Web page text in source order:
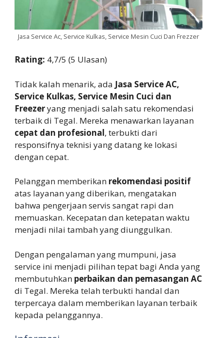
Jasa Service Ac, Service Kulkas, Service Mesin Cuci Dan Frezzer
Rating: 4,7/5 (5 Ulasan)
Tidak kalah menarik, ada Jasa Service AC,
Service Kulkas, Service Mesin Cuci dan
Freezeryang menjadi salah satu rekomendasi
terbaik di Tegal. Mereka menawarkan layanan
cepat dan profesional, terbukti dari
responsifnya teknisi yang datang ke lokasi
dengan cepat.
Pelanggan memberikan rekomendasi positif
atas layanan yang diberikan, mengatakan
bahwa pengerjaan servis sangat rapi dan
memuaskan. Kecepatan dan ketepatan waktu
menjadi nilai tambah yang diunggulkan.
Dengan pengalaman yang mumpuni, jasa
service ini menjadi pilihan tepat bagi Anda yang
membutuhkan perbaikan dan pemasangan AC
di Tegal. Mereka telah terbukti handal dan
terpercaya dalam memberikan layanan terbaik
kepada pelanggannya.